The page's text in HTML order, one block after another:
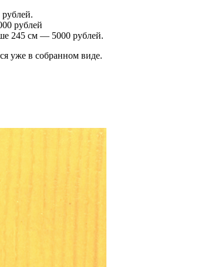
рублей
245 см — 5000 рублей.
уже в собранном виде.